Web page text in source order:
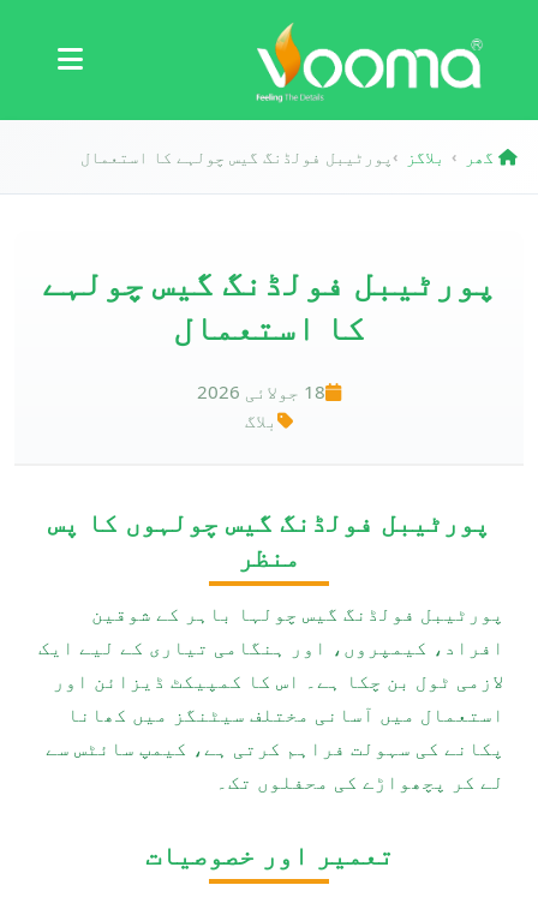
سرٹیفیکیشنز
کیس اسٹڈی
گھر › بلاگز › پورٹیبل فولڈنگ گیس چولہے کا استعمال
پورٹیبل فولڈنگ گیس چولہے
کا استعمال
18 جولائی 2026
بلاگ
پورٹیبل فولڈنگ گیس چولہوں کا پس
منظر
پورٹیبل فولڈنگ گیس چولہا باہر کے شوقین
افراد، کیمپروں، اور ہنگامی تیاری کے لیے ایک
لازمی ٹول بن چکا ہے۔ اس کا کمپیکٹ ڈیزائن اور
استعمال میں آسانی مختلف سیٹنگز میں کھانا
پکانے کی سہولت فراہم کرتی ہے، کیمپ سائٹس سے
لے کر پچھواڑے کی محفلوں تک۔
تعمیر اور خصوصیات